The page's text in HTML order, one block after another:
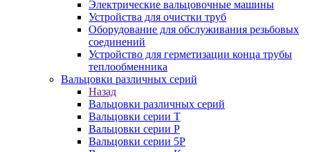
Электрические вальцовочные машины
Устройства для очистки труб
Оборудование для обслуживания резьбовых
соединений
Устройство для герметизации конца трубы
теплообменника
Вальцовки различных серий
Назад
Вальцовки различных серий
Вальцовки серии Т
Вальцовки серии Р
Вальцовки серии 5Р